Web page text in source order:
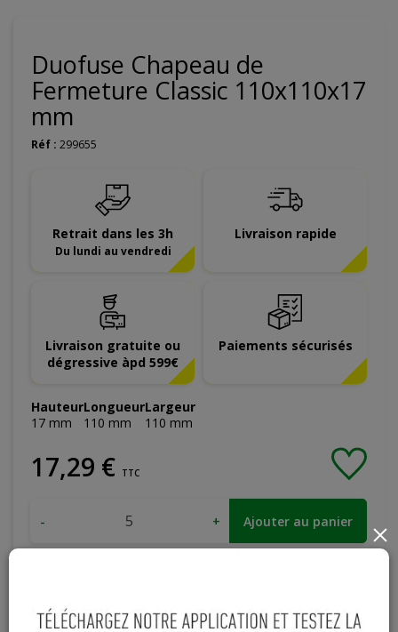
Duofuse Chapeau de
Fermeture Classic 110x110x17
mm
Réf : 299655
Retrait dans les 3h
Du lundi au vendredi
Livraison rapide
Livraison gratuite ou
dégressive àpd 599€
Paiements sécurisés
Hauteur
17 mm
Longueur
110 mm
Largeur
110 mm
17,29 € TTC
- + Ajouter au panier
Magasin / Entrepôt Quantité
×